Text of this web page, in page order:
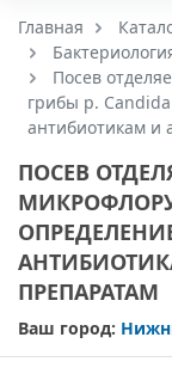
Главная
Посев
грибы р.
антибиотикам и
ПОСЕВ
ПРЕПАРАТАМ
Ваш город: